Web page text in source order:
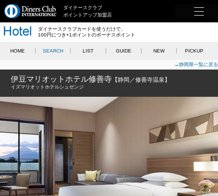
ダイナースクラブ
ポイントアップ加盟店
ダイナースクラブカードを使うだけで、
100円につき+1ポイントのボーナスポイント
HOME SEARCH LIST GUIDE NEW PICKUP
→静岡県一覧に戻る
伊豆マリオットホテル修善寺 【静岡／修善寺温泉】
イズマリオットホテルシュゼンジ